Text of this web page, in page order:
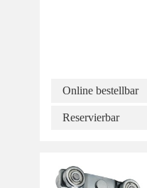
Online bestellbar
Reservierbar